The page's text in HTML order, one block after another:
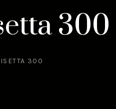
300
300